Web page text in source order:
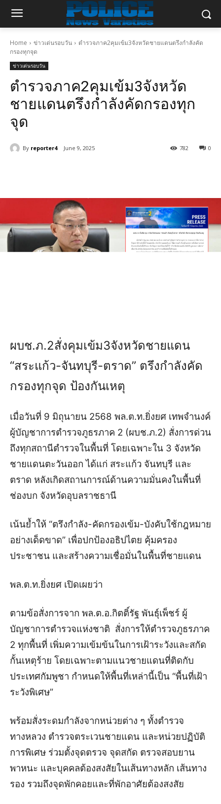
Home ข่าวเด่นรอบวัน
ตำรวจภาค2คุมเข้ม3จังหวัดชายแดนตรึงกำลังคัด
กรองทุกจุด
ข่าวเด่นรอบวัน
ตำรวจภาค2คุมเข้ม3จังหวัด
ชายแดนตรึงกำลังคัดกรองทุก
จุด
By reporter4 June 9, 2025 0
782
ผบช.ภ.2สั่งคุมเข้ม3จังหวัดชายแดน
“สระแก้ว-จันทบุรี-ตราด” ตรึงกำลังคัด
กรองทุกจุด ป้องกันเหตุ
เมื่อวันที่ 9 มิถุนายน 2568 พล.ต.ท.ยิ่งยศ เทพจำนงค์
ผู้บัญชาการตำรวจภูธรภาค 2 (ผบช.ภ.2) สั่งการด่วน
ถึงทุกสถานีตำรวจในพื้นที่ โดยเฉพาะใน 3 จังหวัด
ชายแดนตะวันออก ได้แก่ สระแก้ว จันทบุรี และ
ตราด หลังเกิดสถานการณ์ด้านความมั่นคงในพื้นที่
ช่องบก จังหวัดอุบลราชธานี
เน้นย้ำให้ “ตรึงกำลัง-คัดกรองเข้ม-บังคับใช้กฎหมาย
อย่างเด็ดขาด” เพื่อปกป้องอธิปไตย คุ้มครอง
ประชาชน และสร้างความเชื่อมั่นในพื้นที่ชายแดน
พล.ต.ท.ยิ่งยศ เปิดเผยว่า
ตามข้อสั่งการจาก พล.ต.อ.กิตติ์รัฐ พันธุ์เพ็ชร์ ผู้
บัญชาการตำรวจแห่งชาติ สั่งการให้ตำรวจภูธรภาค
2 ทุกพื้นที่ เพิ่มความเข้มข้นในการเฝ้าระวังและสกัด
กั้นเหตุร้าย โดยเฉพาะตามแนวชายแดนที่ติดกับ
ประเทศกัมพูชา กำหนดให้พื้นที่เหล่านี้เป็น “พื้นที่เฝ้า
ระวังพิเศษ”
พร้อมสั่งระดมกำลังจากหน่วยต่าง ๆ ทั้งตำรวจ
ทางหลวง ตำรวจตระเวนชายแดน และหน่วยปฏิบัติ
การพิเศษ ร่วมตั้งจุดตรวจ จุดสกัด ตรวจสอบยาน
พาหนะ และบุคคลต้องสงสัยในเส้นทางหลัก เส้นทาง
รอง รวมถึงจุดพักคอยและที่พักอาศัยต้องสงสัย